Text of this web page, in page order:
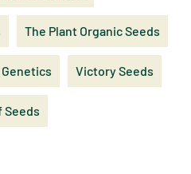
The Plant Organic Seeds
Victory Seeds
Seeds